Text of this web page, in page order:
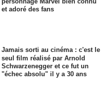
et adoré des fans
Jamais sorti au cinéma : c'est le
seul film réalisé par Arnold
Schwarzenegger et ce fut un
"échec absolu" il y a 30 ans